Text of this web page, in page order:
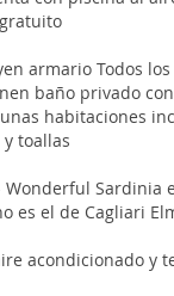
armario Todos
baño privado
habitaciones
toallas
Wonderful Sardinia
es el de Cagliari
acondicionado y